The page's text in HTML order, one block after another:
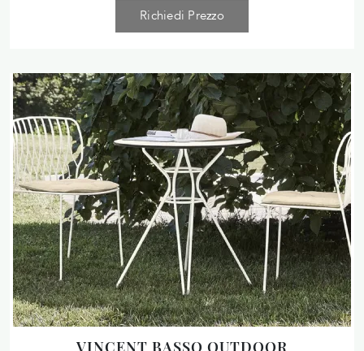
Richiedi Prezzo
VINCENT BASSO OUTDOOR